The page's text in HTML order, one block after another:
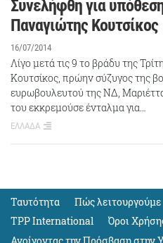
Συνελήφθη για
Παναγιώτης Κουτσίκος
16/07/2014
Λίγο μετά τις 9 το βράδυ της
Κουτσίκος, πρώην σύζυγος της
ευρωβουλευτού της ΝΔ,
του εκκρεμούσε ένταλμα για…
ΕΛΛΑΔΑ
Ταυτότητα Πώς λειτουργούμε
TPP International
Όροι